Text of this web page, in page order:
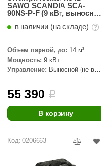
SAWO SCANDIA SCA-
90NS-P-F (9 кВт, выносной
в наличии (на складе)
Объем парной, до: 14 м³
Мощность: 9 кВт
Управление: Выносной (не в
55 390 i
В корзину
Код: 0206663